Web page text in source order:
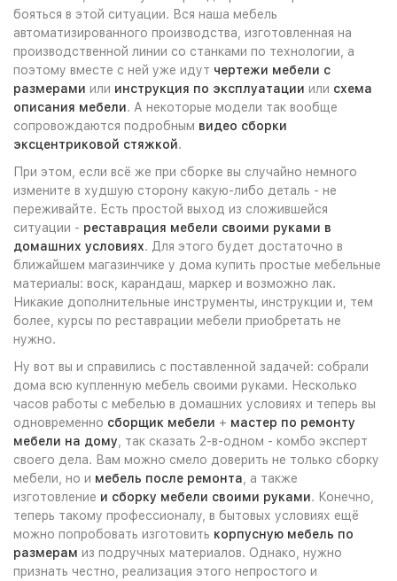
бояться в этой ситуации. Вся наша мебель
автоматизированного производства, изготовленная на
производственной линии со станками по технологии, а
поэтому вместе с ней уже идут чертежи мебели с
размерами или инструкция по эксплуатации или схема
описания мебели. А некоторые модели так вообще
сопровождаются подробным видео сборки
эксцентриковой стяжкой.
При этом, если всё же при сборке вы случайно немного
измените в худшую сторону какую-либо деталь - не
переживайте. Есть простой выход из сложившейся
ситуации - реставрация мебели своими руками в
домашних условиях. Для этого будет достаточно в
ближайшем магазинчике у дома купить простые мебельные
материалы: воск, карандаш, маркер и возможно лак.
Никакие дополнительные инструменты, инструкции и, тем
более, курсы по реставрации мебели приобретать не
нужно.
Ну вот вы и справились с поставленной задачей: собрали
дома всю купленную мебель своими руками. Несколько
часов работы с мебелью в домашних условиях и теперь вы
одновременно сборщик мебели + мастер по ремонту
мебели на дому , так сказать 2-в-одном - комбо эксперт
своего дела. Вам можно смело доверить не только сборку
мебели, но и мебель после ремонта , а также
изготовление и сборку мебели своими руками. Конечно,
теперь такому профессионалу, в бытовых условиях ещё
можно попробовать изготовить корпусную мебель по
размерам из подручных материалов. Однако, нужно
признать честно, реализация этого непростого и